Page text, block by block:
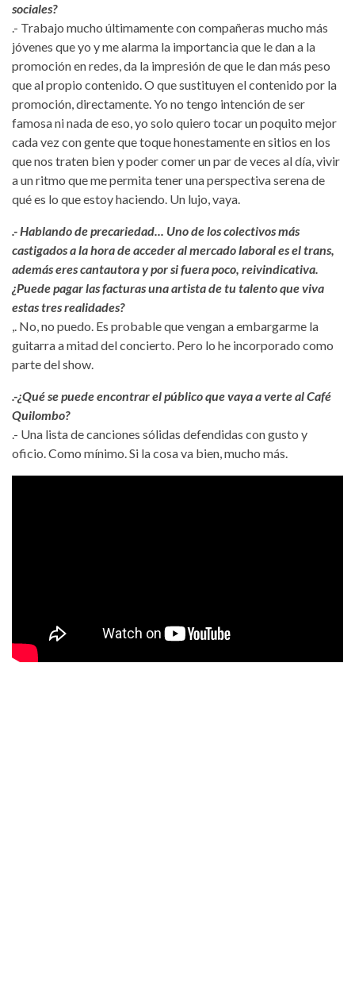
sociales?
.- Trabajo mucho últimamente con compañeras mucho más
jóvenes que yo y me alarma la importancia que le dan a la
promoción en redes, da la impresión de que le dan más peso
que al propio contenido. O que sustituyen el contenido por la
promoción, directamente. Yo no tengo intención de ser
famosa ni nada de eso, yo solo quiero tocar un poquito mejor
cada vez con gente que toque honestamente en sitios en los
que nos traten bien y poder comer un par de veces al día, vivir
a un ritmo que me permita tener una perspectiva serena de
qué es lo que estoy haciendo. Un lujo, vaya.
.- Hablando de precariedad... Uno de los colectivos más
castigados a la hora de acceder al mercado laboral es el trans,
además eres cantautora y por si fuera poco, reivindicativa.
¿Puede pagar las facturas una artista de tu talento que viva
estas tres realidades?
,. No, no puedo. Es probable que vengan a embargarme la
guitarra a mitad del concierto. Pero lo he incorporado como
parte del show.
.-¿Qué se puede encontrar el público que vaya a verte al Café
Quilombo?
.- Una lista de canciones sólidas defendidas con gusto y
oficio. Como mínimo. Si la cosa va bien, mucho más.